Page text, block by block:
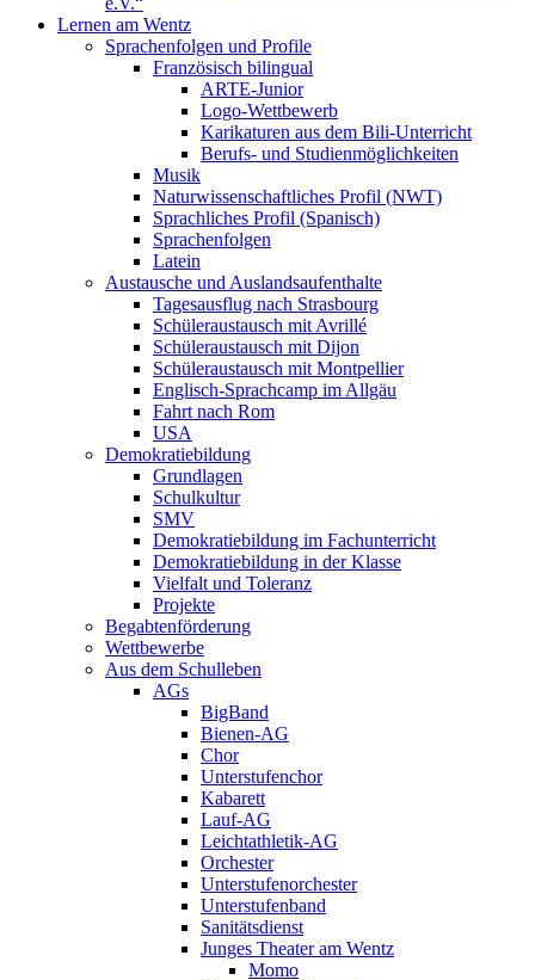
Lernen am Wentz
Sprachenfolgen und Profile
Französisch bilingual
ARTE-Junior
Logo-Wettbewerb
Karikaturen aus dem Bili-Unterricht
Berufs- und Studienmöglichkeiten
Musik
Naturwissenschaftliches Profil (NWT)
Sprachliches Profil (Spanisch)
Sprachenfolgen
Latein
Austausche und Auslandsaufenthalte
Tagesausflug nach Strasbourg
Schüleraustausch mit Avrillé
Schüleraustausch mit Dijon
Schüleraustausch mit Montpellier
Englisch-Sprachcamp im Allgäu
Fahrt nach Rom
USA
Demokratiebildung
Grundlagen
Schulkultur
SMV
Demokratiebildung im Fachunterricht
Demokratiebildung in der Klasse
Vielfalt und Toleranz
Projekte
Begabtenförderung
Wettbewerbe
Aus dem Schulleben
AGs
BigBand
Bienen-AG
Chor
Unterstufenchor
Kabarett
Lauf-AG
Leichtathletik-AG
Orchester
Unterstufenorchester
Unterstufenband
Sanitätsdienst
Junges Theater am Wentz
Momo